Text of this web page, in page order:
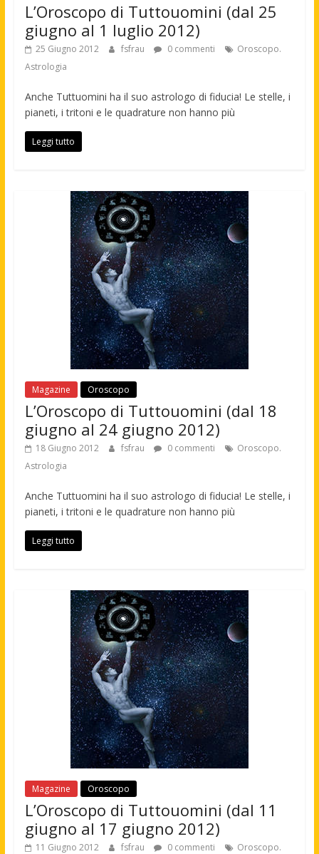
L’Oroscopo di Tuttouomini (dal 25
giugno al 1 luglio 2012)
25 Giugno 2012 fsfrau 0 commenti
Oroscopo.
Astrologia
Anche Tuttuomini ha il suo astrologo di fiducia! Le stelle, i
pianeti, i tritoni e le quadrature non hanno più
Leggi tutto
Magazine Oroscopo
L’Oroscopo di Tuttouomini (dal 18
giugno al 24 giugno 2012)
18 Giugno 2012 fsfrau 0 commenti
Oroscopo.
Astrologia
Anche Tuttuomini ha il suo astrologo di fiducia! Le stelle, i
pianeti, i tritoni e le quadrature non hanno più
Leggi tutto
Magazine Oroscopo
L’Oroscopo di Tuttouomini (dal 11
giugno al 17 giugno 2012)
11 Giugno 2012 fsfrau 0 commenti Oroscopo.